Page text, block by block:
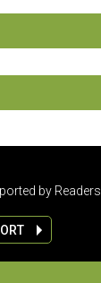
by Readers